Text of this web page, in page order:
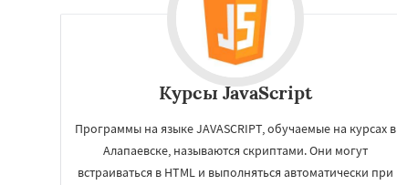
Курсы JavaScript
Программы на языке JAVASCRIPT, обучаемые на курсах в
Алапаевске, называются скриптами. Они могут
встраиваться в HTML и выполняться автоматически при